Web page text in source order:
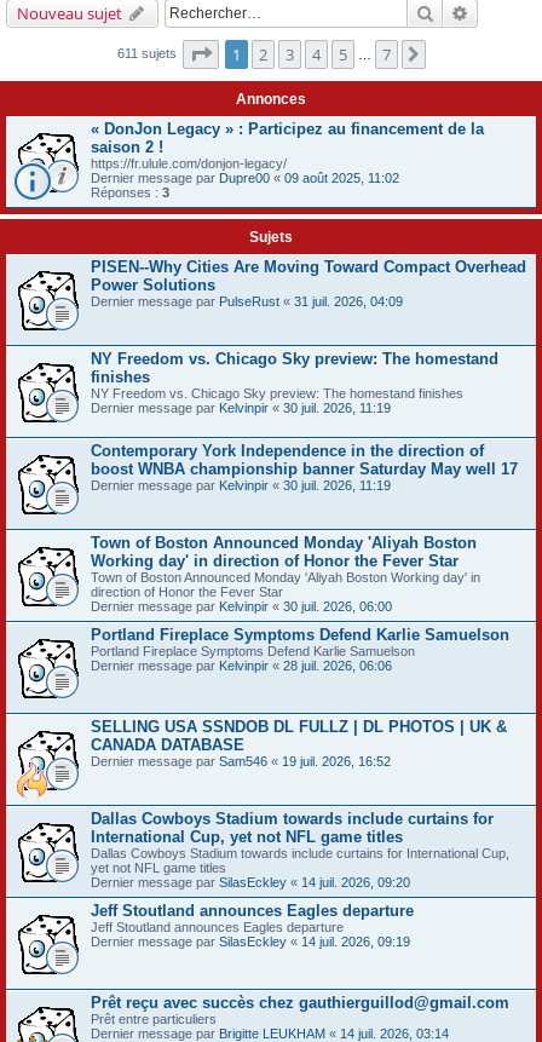
Nouveau sujet Rechercher
611 sujets Page sur7
1 2 3 4 5 7
Annonces
« DonJon Legacy » : Participez au financement de la
saison 2 !
https://fr.ulule.com/donjon-legacy/
Dernier message par Dupre00 « 09 août 2025, 11:02
Réponses : 3
Sujets
PISEN--Why Cities Are Moving Toward Compact Overhead
Power Solutions
Dernier message par PulseRust « 31 juil. 2026, 04:09
NY Freedom vs. Chicago Sky preview: The homestand
finishes
NY Freedom vs. Chicago Sky preview: The homestand finishes
Dernier message par Kelvinpir « 30 juil. 2026, 11:19
Contemporary York Independence in the direction of
boost WNBA championship banner Saturday May well 17
Dernier message par Kelvinpir « 30 juil. 2026, 11:19
Town of Boston Announced Monday 'Aliyah Boston
Working day' in direction of Honor the Fever Star
Town of Boston Announced Monday 'Aliyah Boston Working day' in
direction of Honor the Fever Star
Dernier message par Kelvinpir « 30 juil. 2026, 06:00
Portland Fireplace Symptoms Defend Karlie Samuelson
Portland Fireplace Symptoms Defend Karlie Samuelson
Dernier message par Kelvinpir « 28 juil. 2026, 06:06
SELLING USA SSNDOB DL FULLZ | DL PHOTOS | UK &
CANADA DATABASE
Dernier message par Sam546 « 19 juil. 2026, 16:52
Dallas Cowboys Stadium towards include curtains for
International Cup, yet not NFL game titles
Dallas Cowboys Stadium towards include curtains for International Cup,
yet not NFL game titles
Dernier message par SilasEckley « 14 juil. 2026, 09:20
Jeff Stoutland announces Eagles departure
Jeff Stoutland announces Eagles departure
Dernier message par SilasEckley « 14 juil. 2026, 09:19
Prêt reçu avec succès chez gauthierguillod@gmail.com
Prêt entre particuliers
Dernier message par Brigitte LEUKHAM « 14 juil. 2026, 03:14